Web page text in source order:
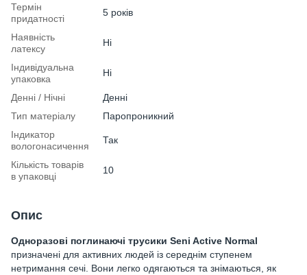
Термін
придатності
5 років
Наявність
латексу
Ні
Індивідуальна
упаковка
Ні
Денні / Нічні
Денні
Тип матеріалу
Паропроникний
Індикатор
вологонасичення
Так
Кількість товарів
в упаковці
10
Опис
Одноразові поглинаючі трусики Seni Active Normal
призначені для активних людей із середнім ступенем
нетримання сечі. Вони легко одягаються та знімаються, як